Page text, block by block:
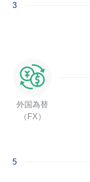
3
外国為替
（FX）
5